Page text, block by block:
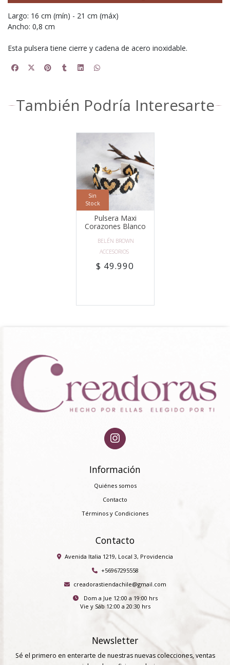
Largo: 16 cm (mín) - 21 cm (máx)
Ancho: 0,8 cm
Esta pulsera tiene cierre y cadena de acero inoxidable.
También Podría Interesarte
Sin
Stock
Pulsera Maxi
Corazones Blanco
BELÉN BROWN
ACCESORIOS
$ 49.990
Información
Quiénes somos
Contacto
Términos y Condiciones
Contacto
Avenida Italia 1219, Local 3, Providencia
+56967295558
creadorastiendachile@gmail.com
Dom a Jue 12:00 a 19:00 hrs
Vie y Sáb 12:00 a 20:30 hrs
Newsletter
Sé el primero en enterarte de nuestras nuevas colecciones, ventas